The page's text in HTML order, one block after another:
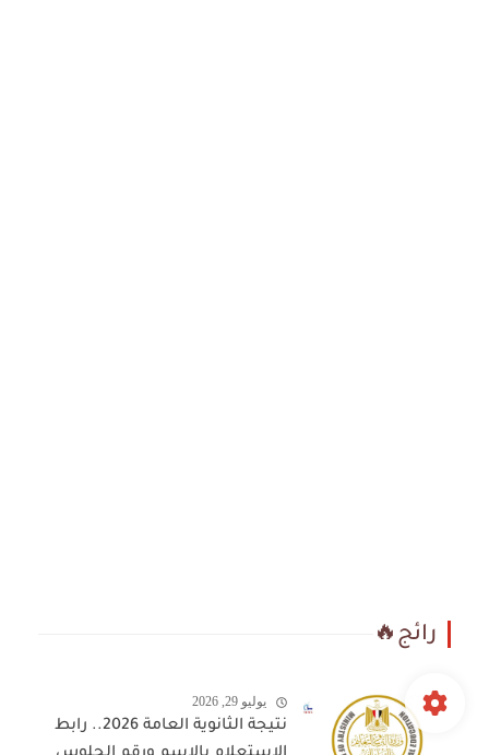
رائج🔥
يوليو 29, 2026
نتيجة الثانوية العامة 2026.. رابط